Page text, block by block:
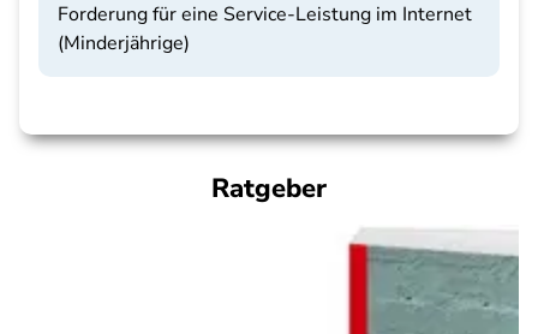
Forderung für eine Service-Leistung im Internet
(Minderjährige)
Ratgeber